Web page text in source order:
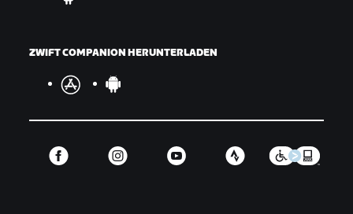
ZWIFT COMPANION HERUNTERLADEN